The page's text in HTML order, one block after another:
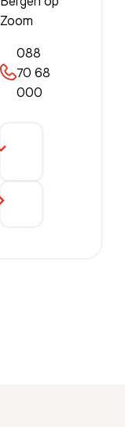
Zoom
088
70 68
000